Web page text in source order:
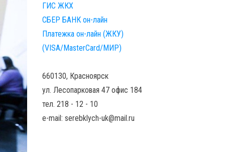
ГИС ЖКХ
СБЕР БАНК он-лайн
Платежка он-лайн (ЖКУ)
(VISA/MasterCard/МИР)
660130, Красноярск
ул. Лесопарковая 47 офис 184
тел. 218 - 12 - 10
e-mail: serebklych-uk@mail.ru